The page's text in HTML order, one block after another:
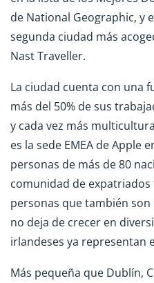
de National Geographic, y
segunda ciudad más
Nast Traveller.
La ciudad cuenta con una
más del 50% de sus
y cada vez más
es la sede EMEA de Apple
personas de más de 80
comunidad de
personas que también son
no deja de crecer en
irlandeses ya representan
Más pequeña que Dublín,